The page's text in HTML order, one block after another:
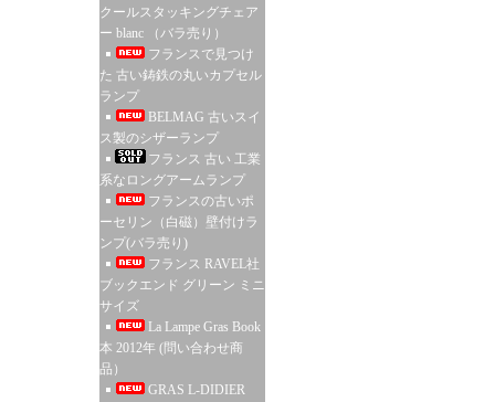
クールスタッキングチェア
ー blanc （バラ売り）
フランスで見つけ
た 古い鋳鉄の丸いカプセル
ランプ
BELMAG 古いスイ
ス製のシザーランプ
フランス 古い 工業
系なロングアームランプ
フランスの古いポ
ーセリン（白磁）壁付けラ
ンプ(バラ売り)
フランス RAVEL社
ブックエンド グリーン ミニ
サイズ
La Lampe Gras Book
本 2012年 (問い合わせ商
品）
GRAS L-DIDIER